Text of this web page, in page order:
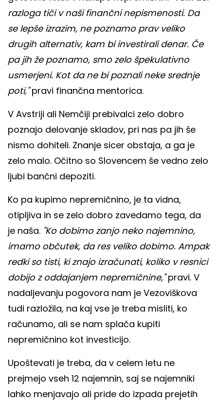
razloga tiči v naši finančni nepismenosti. Da
se lepše izrazim, ne poznamo prav veliko
drugih alternativ, kam bi investirali denar. Če
pa jih že poznamo, smo zelo špekulativno
usmerjeni. Kot da ne bi poznali neke srednje
poti,"pravi finančna mentorica.
V Avstriji ali Nemčiji prebivalci zelo dobro
poznajo delovanje skladov, pri nas pa jih še
nismo dohiteli. Znanje sicer obstaja, a ga je
zelo malo. Očitno so Slovencem še vedno zelo
ljubi bančni depoziti.
Ko pa kupimo nepremičnino, je ta vidna,
otipljiva in se zelo dobro zavedamo tega, da
je naša. "Ko dobimo zanjo neko najemnino,
imamo občutek, da res veliko dobimo. Ampak
redki so tisti, ki znajo izračunati, koliko v resnici
dobijo z oddajanjem nepremičnine,"pravi. V
nadaljevanju pogovora nam je Vezoviškova
tudi razložila, na kaj vse je treba misliti, ko
računamo, ali se nam splača kupiti
nepremičnino kot investicijo.
Upoštevati je treba, da v celem letu ne
prejmejo vseh 12 najemnin, saj se najemniki
lahko menjavajo ali pride do izpada prejetih